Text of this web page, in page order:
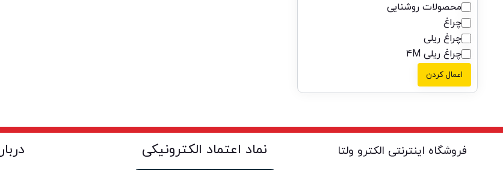
محصولات روشنایی
چراغ
چراغ ریلی
چراغ ریلی 4M
اعمال کردن
فروشگاه اینترنتی الکترو ولتا نماد اعتماد الکترونیکی